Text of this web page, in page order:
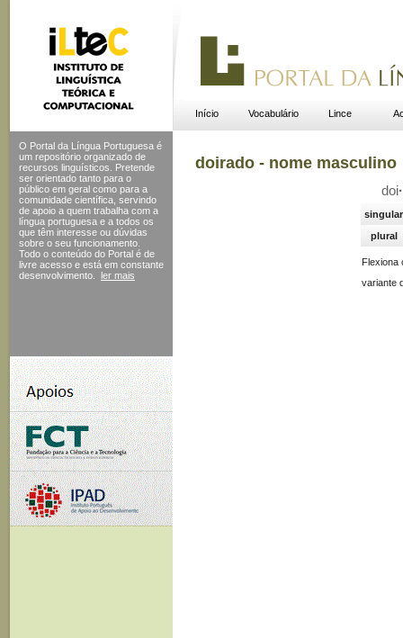
Início Vocabulário Lince
O Portal da Língua Portuguesa é
um repositório organizado de
recursos linguísticos. Pretende
ser orientado tanto para o
público em geral como para a
comunidade científica, servindo
de apoio a quem trabalha com a
língua portuguesa e a todos os
que têm interesse ou dúvidas
sobre o seu funcionamento.
Todo o conteúdo do Portal é de
livre acesso e está em constante
desenvolvimento.
ler mais
doirado - nome masculino
doi·
singular
plural
Flexiona
variante